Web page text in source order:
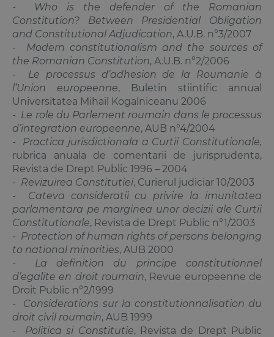
-
Who is the defender of the Romanian
Constitution? Between Presidential Obligation
and Constitutional Adjudication, A.U.B. n°3/2007
- Modern constitutionalism and the sources of
the Romanian Constitution, A.U.B. n°2/2006
- Le processus d’adhesion de la Roumanie à
l’Union europeenne, Buletin stiintific annual
Universitatea Mihail Kogalniceanu 2006
- Le role du Parlement roumain dans le processus
d’integration europeenne, AUB n°4/2004
- Practica jurisdictionala a Curtii Constitutionale,
rubrica anuala de comentarii de jurisprudenta,
Revista de Drept Public 1996 – 2004
- Revizuirea Constitutiei, Curierul judiciar 10/2003
- Cateva consideratii cu privire la imunitatea
parlamentara pe marginea unor decizii ale Curtii
Constitutionale, Revista de Drept Public n°1/2003
- Protection of human rights of persons belonging
to national minorities, AUB 2000
- La definition du principe constitutionnel
d’egalite en droit roumain, Revue europeenne de
Droit Public n°2/1999
- Considerations sur la constitutionnalisation du
droit civil roumain, AUB 1999
- Politica si Constitutie, Revista de Drept Public